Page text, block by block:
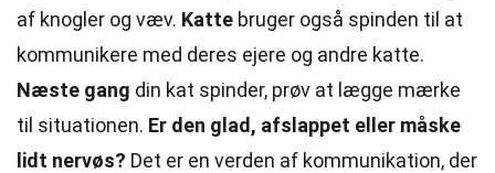
af knogler og væv. Katte bruger også spinden til at
kommunikere med deres ejere og andre katte.
Næste gang din kat spinder, prøv at lægge mærke
til situationen. Er den glad, afslappet eller måske
lidt nervøs? Det er en verden af kommunikation, der